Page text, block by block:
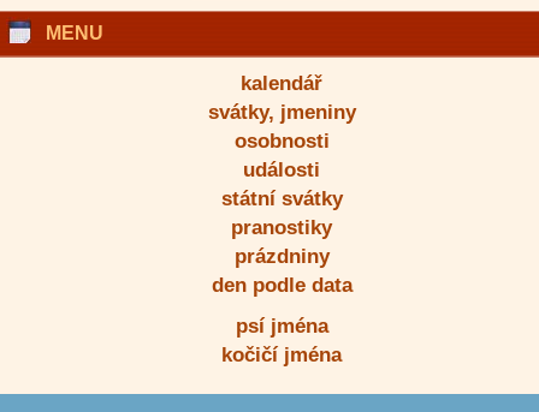
MENU
kalendář
svátky, jmeniny
osobnosti
události
státní svátky
pranostiky
prázdniny
den podle data
psí jména
kočičí jména